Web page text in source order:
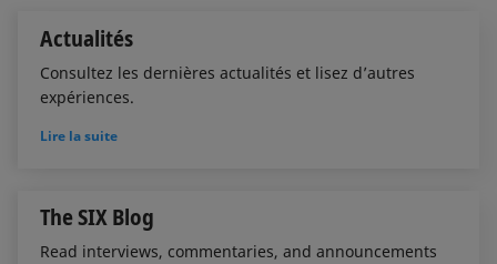
Actualités
Consultez les dernières actualités et lisez d’autres
expériences.
Lire la suite
The SIX Blog
Read interviews, commentaries, and announcements